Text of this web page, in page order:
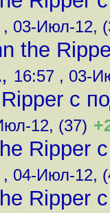
, 03-Июл-12,
the
, 16:57 , 03-
с
12, (37)
Ripper
, 04-Июл-12,
Ripper